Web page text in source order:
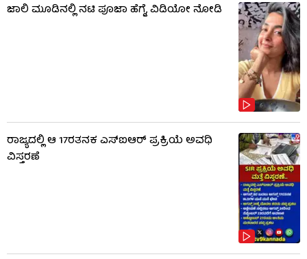
ಜಾಲಿ ಮೂಡಿನಲ್ಲಿ ನಟಿ ಪೂಜಾ ಹೆಗ್ಡೆ, ವಿಡಿಯೋ ನೋಡಿ
ರಾಜ್ಯದಲ್ಲಿ ಆ 17ರತನಕ ಎಸ್‌ಐಆರ್ ಪ್ರಕ್ರಿಯೆ ಅವಧಿ
ವಿಸ್ತರಣೆ